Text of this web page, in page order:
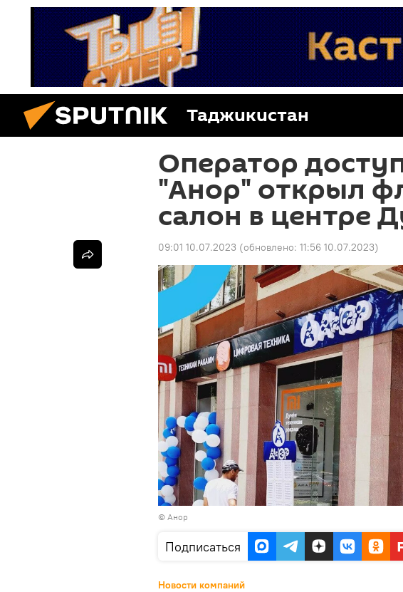
Таджикистан
Оператор
"Анор" открыл
салон в центре
09:01 10.07.2023 (обновлено: 11:56 10.07.2023)
© Анор
Подписаться
Новости компаний